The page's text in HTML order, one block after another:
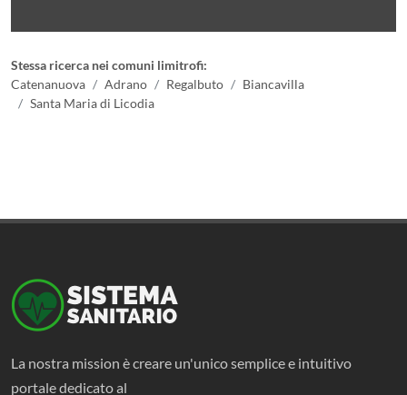
Stessa ricerca nei comuni limitrofi:
Catenanuova
Adrano Regalbuto
Biancavilla
Santa Maria di Licodia
La nostra mission è creare un'unico semplice e intuitivo
portale dedicato al